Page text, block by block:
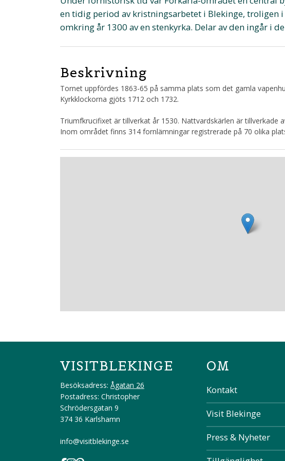
en tidig period av kristningsarbetet i Blekinge, troligen
omkring år 1300 av en stenkyrka. Delar av den ingår i
Beskrivning
Tornet uppfördes 1863-65 på samma plats som det gamla
Kyrkklockorna gjöts 1712 och 1732.
Triumfkrucifixet är tillverkat år 1530. Nattvardskärlen är tillverkade
Inom området finns 314 fornlämningar registrerade på 70 olika
VISITBLEKINGE
Besöksadress: Ågatan 26
Postadress: Christopher
Schrödersgatan 9
374 36 Karlshamn
info@visitblekinge.se
OM
Kontakt
Visit Blekinge
Press & Nyheter